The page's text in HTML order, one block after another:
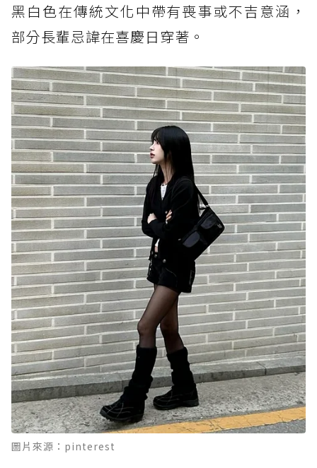
黑白色在傳統文化中帶有喪事或不吉意涵，
部分長輩忌諱在喜慶日穿著。
圖片來源：pinterest